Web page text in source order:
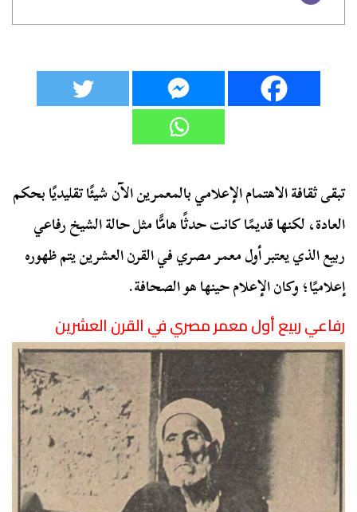
تبقى ثقافة الاهتمام الإعلامي بالمعمرين الآن شيئًا تقليديًا بحكم
العادة، لكنها قديمًا كانت حدثًا هامًّا مثل حالة الشيخ رفاعي
ربيع الذي يعتبر أول معمر مصري في القرن العشرين يتم ظهوره
إعلاميًا؛ وكان الإعلام حينها هو الصحافة.
رفاعي ربيع أول معمر مصري في القرن العشرين